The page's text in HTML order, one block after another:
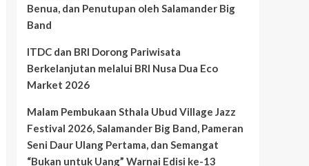
Benua, dan Penutupan oleh Salamander Big
Band
ITDC dan BRI Dorong Pariwisata
Berkelanjutan melalui BRI Nusa Dua Eco
Market 2026
Malam Pembukaan Sthala Ubud Village Jazz
Festival 2026, Salamander Big Band, Pameran
Seni Daur Ulang Pertama, dan Semangat
“Bukan untuk Uang” Warnai Edisi ke-13